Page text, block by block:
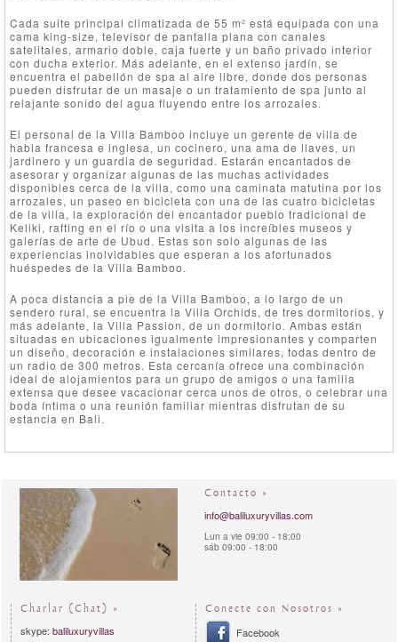
Cada suite principal climatizada de 55 m² está equipada con una
cama king-size, televisor de pantalla plana con canales
satelitales, armario doble, caja fuerte y un baño privado interior
con ducha exterior. Más adelante, en el extenso jardín, se
encuentra el pabellón de spa al aire libre, donde dos personas
pueden disfrutar de un masaje o un tratamiento de spa junto al
relajante sonido del agua fluyendo entre los arrozales.
El personal de la Villa Bamboo incluye un gerente de villa de
habla francesa e inglesa, un cocinero, una ama de llaves, un
jardinero y un guardia de seguridad. Estarán encantados de
asesorar y organizar algunas de las muchas actividades
disponibles cerca de la villa, como una caminata matutina por los
arrozales, un paseo en bicicleta con una de las cuatro bicicletas
de la villa, la exploración del encantador pueblo tradicional de
Keliki, rafting en el río o una visita a los increíbles museos y
galerías de arte de Ubud. Estas son solo algunas de las
experiencias inolvidables que esperan a los afortunados
huéspedes de la Villa Bamboo.
A poca distancia a pie de la Villa Bamboo, a lo largo de un
sendero rural, se encuentra la Villa Orchids, de tres dormitorios, y
más adelante, la Villa Passion, de un dormitorio. Ambas están
situadas en ubicaciones igualmente impresionantes y comparten
un diseño, decoración e instalaciones similares, todas dentro de
un radio de 300 metros. Esta cercanía ofrece una combinación
ideal de alojamientos para un grupo de amigos o una familia
extensa que desee vacacionar cerca unos de otros, o celebrar una
boda íntima o una reunión familiar mientras disfrutan de su
estancia en Bali.
Contacto »
info@baliluxuryvillas.com
Lun a vie 09:00 - 18:00
sáb 09:00 - 18:00
Charlar (Chat) »
skype: baliluxuryvillas
Conecte con Nosotros »
Facebook